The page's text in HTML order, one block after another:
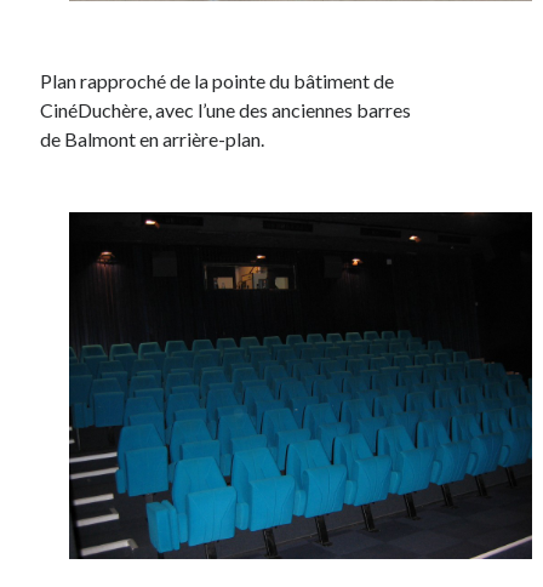
Plan rapproché de la pointe du bâtiment de
CinéDuchère, avec l’une des anciennes barres
de Balmont en arrière-plan.